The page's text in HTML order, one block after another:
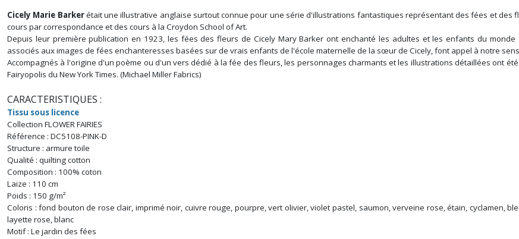
Cicely Marie Barkerétait une illustrative anglaise surtout connue pour une série d'illustrations fantastiques représentant des fées et des
cours par correspondance et des cours à la Croydon School of Art.
Depuis leur première publication en 1923, les fées des fleurs de Cicely Mary Barker ont enchanté les adultes et les enfants du
associés aux images de fées enchanteresses basées sur de vrais enfants de l'école maternelle de la sœurde Cicely, font appel à notre
Accompagnés à l'origine d'un poème ou d'un vers dédié à la fée des fleurs, les personnages charmants et les illustrations détaillées ont
Fairyopolis du New York Times. (Michael Miller Fabrics)
CARACTERISTIQUES :
Tissu sous licence
Collection FLOWER FAIRIES
Référence : DC5108-PINK-D
Structure : armure toile
Qualité : quilting cotton
Composition : 100% coton
Laize : 110 cm
Poids : 150 g/m²
Coloris : fond bouton de rose clair, imprimé noir, cuivre rouge, pourpre, vert olivier, violet pastel, saumon, verveine rose, étain, cyclamen,
layette rose, blanc
Motif : Le jardin des fées